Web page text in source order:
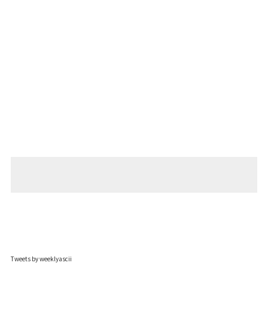
Tweets by weeklyascii